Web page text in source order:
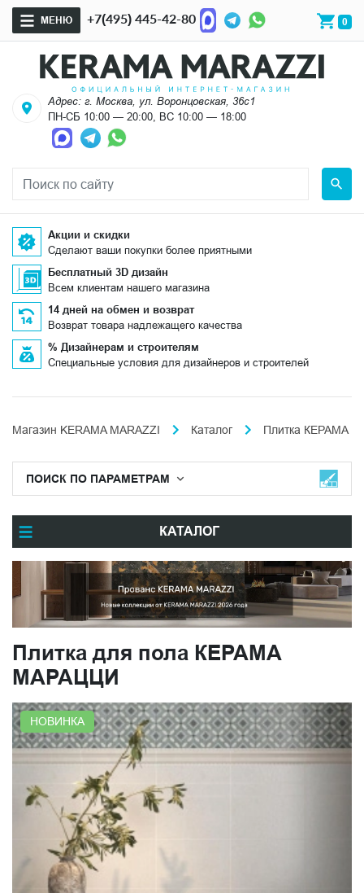
МЕНЮ +7(495) 445-42-80 0
Адрес: г. Москва, ул. Воронцовская, 36с1
ПН-СБ 10:00 — 20:00, ВС 10:00 — 18:00
Акции и скидки
Сделают ваши покупки более приятными
Бесплатный 3D дизайн
Всем клиентам нашего магазина
14 дней на обмен и возврат
Возврат товара надлежащего качества
% Дизайнерам и строителям
Специальные условия для дизайнеров и строителей
Магазин KERAMA MARAZZI Каталог Плитка КЕРАМА
ПОИСК ПО ПАРАМЕТРАМ
КАТАЛОГ
Плитка для пола КЕРАМА
МАРАЦЦИ
НОВИНКА